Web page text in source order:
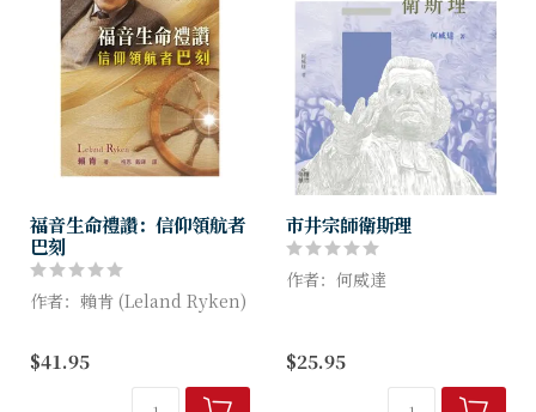
福音生命禮讚：信仰領航者
巴刻
作者：賴肯 (Leland Ryken)
中譯本巴刻傳記。著名學者賴
肯教授以流暢生動的文筆敘述
$41.95
市井宗師衛斯理
作者：何威達
人群中。或宣講一般人聽得懂
的成聖信息；或努力為所有追
$25.95